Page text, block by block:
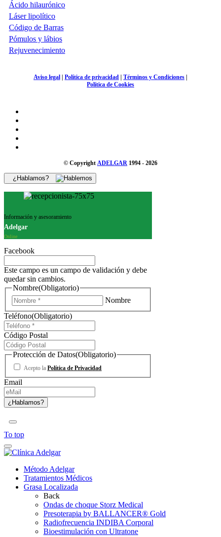
Ácido hilaurónico
Láser lipolítico
Código de Barras
Pómulos y lábios
Rejuvenecimiento
Aviso legal Política de privacidad Términos y Condiciones
Política de Cookies
© Copyright ADELGAR 1994 - 2026
¿Hablamos?
Información y asesoramiento
Adelgar
Online
Facebook
Este campo es un campo de validación y debe
quedar sin cambios.
Nombre(Obligatorio)
Nombre
Teléfono(Obligatorio)
Código Postal
Protección de Datos(Obligatorio)
Acepto la Política de Privacidad
Email
To top
Método Adelgar
Tratamientos Médicos
Grasa Localizada
Back
Ondas de choque Storz Medical
Presoterapia by BALLANCER® Gold
Radiofrecuencia INDIBA Corporal
Bioestimulación con Ultratone